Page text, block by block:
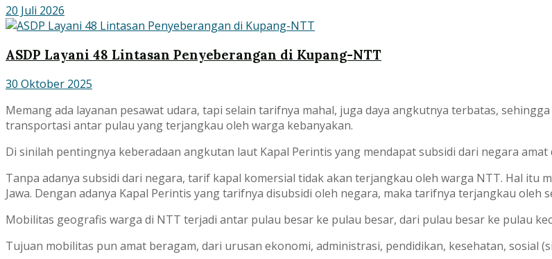
20 Juli 2026
ASDP Layani 48 Lintasan Penyeberangan di Kupang-NTT
30 Oktober 2025
Memang ada layanan pesawat udara, tapi selain tarifnya mahal, juga daya angkutnya terbatas,
transportasi antar pulau yang terjangkau oleh warga kebanyakan.
Di sinilah pentingnya keberadaan angkutan laut Kapal Perintis yang mendapat subsidi dari negara
Tanpa adanya subsidi dari negara, tarif kapal komersial tidak akan terjangkau oleh warga NTT. Hal itu
Jawa. Dengan adanya Kapal Perintis yang tarifnya disubsidi oleh negara, maka tarifnya terjangkau oleh
Mobilitas geografis warga di NTT terjadi antar pulau besar ke pulau besar, dari pulau besar ke pulau
Tujuan mobilitas pun amat beragam, dari urusan ekonomi, administrasi, pendidikan, kesehatan, sosial